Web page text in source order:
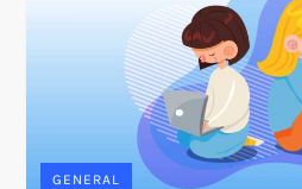
GENERAL